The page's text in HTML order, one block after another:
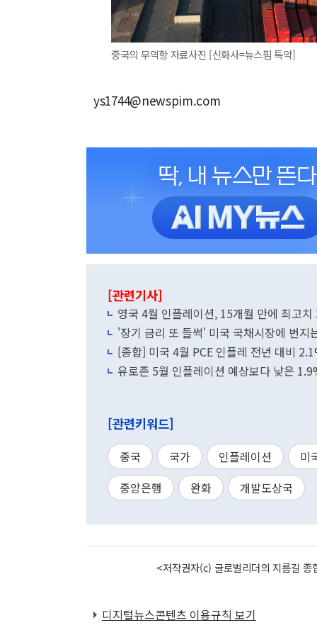
중국의 무역항 자료사진 [신화사=뉴스핌 특약]
ys1744@newspim.com
[관련기사]
영국 4월 인플레이션, 15개월 만에 최고
'장기 금리 또 들썩' 미국 국채시장에 번지
[종합] 미국 4월 PCE 인플레 전년 대비
유로존 5월 인플레이션 예상보다 낮은
[관련키워드]
중국 국가 인플레이션
미
중앙은행
완화 개발도상국
<저작권자(c) 글로벌리더의 지름길
디지털뉴스콘텐츠 이용규칙 보기